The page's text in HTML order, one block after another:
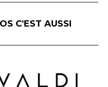
C'EST AUSSI